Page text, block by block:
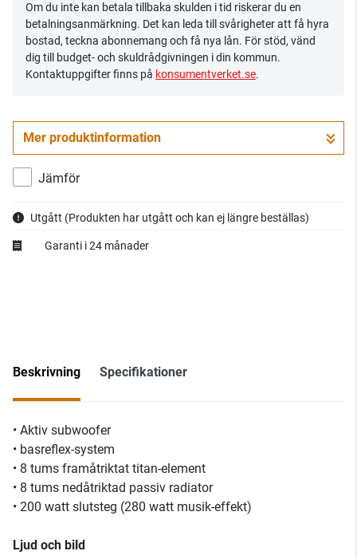
Om du inte kan betala tillbaka skulden i tid riskerar du en
betalningsanmärkning. Det kan leda till svårigheter att få hyra
bostad, teckna abonnemang och få nya lån. För stöd, vänd
dig till budget- och skuldrådgivningen i din kommun.
Kontaktuppgifter finns på konsumentverket.se.
Mer produktinformation
Jämför
Utgått (Produkten har utgått och kan ej längre beställas)
Garanti i 24 månader
Beskrivning Specifikationer
• Aktiv subwoofer
• basreflex-system
• 8 tums framåtriktat titan-element
• 8 tums nedåtriktad passiv radiator
• 200 watt slutsteg (280 watt musik-effekt)
Ljud och bild